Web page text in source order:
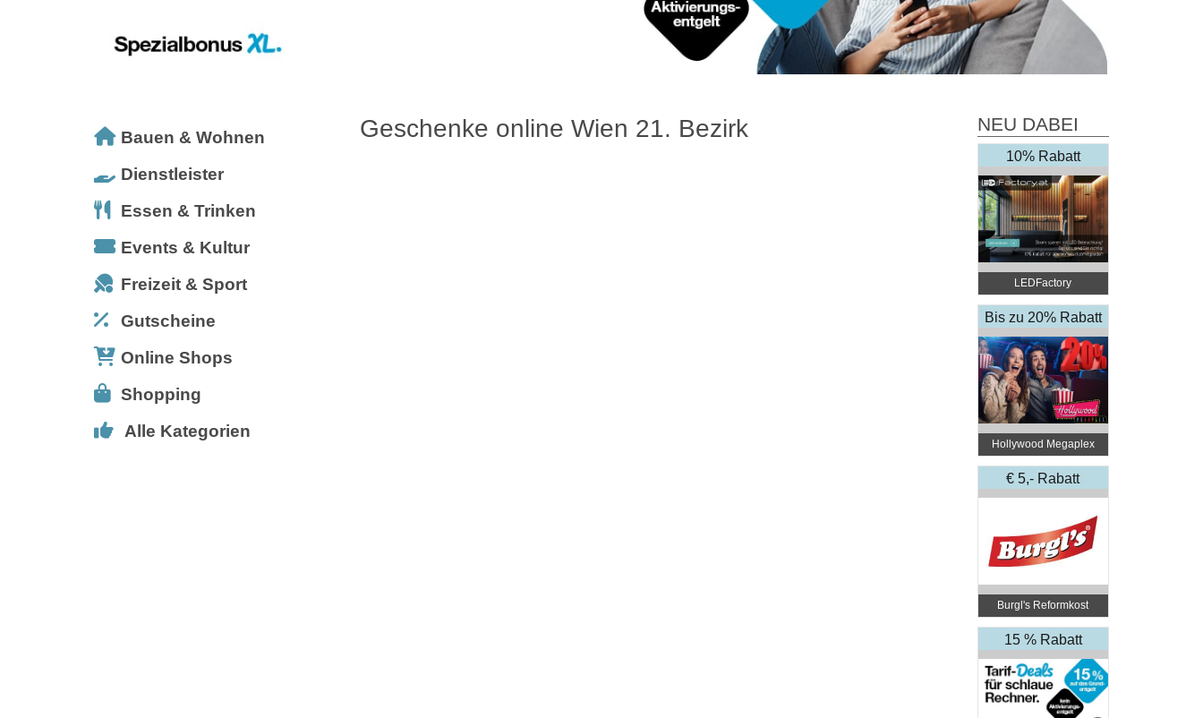
Bauen & Wohnen
Dienstleister
Essen & Trinken
Events & Kultur
Freizeit & Sport
Gutscheine
Online Shops
Shopping
Alle Kategorien
Geschenke online Wien 21. Bezirk NEU DABEI
10% Rabatt
LEDFactory
Bis zu 20% Rabatt
Hollywood Megaplex
Kinos – Alle Standorte
€ 5,- Rabatt
Burgl's Reformkost
15 % Rabatt